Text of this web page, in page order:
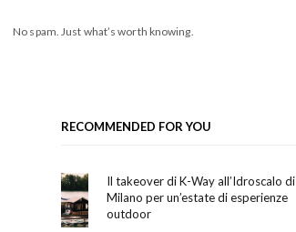
No spam. Just what’s worth knowing.
RECOMMENDED FOR YOU
Il takeover di K-Way all’Idroscalo di
Milano per un’estate di esperienze
outdoor